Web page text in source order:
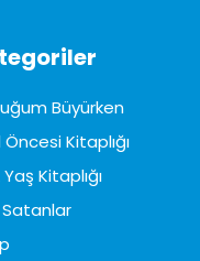
Büyürken
Öncesi Kitaplığı
Kitaplığı